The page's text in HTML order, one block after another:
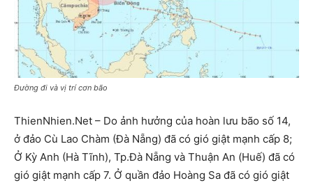
Đường đi và vị trí cơn bão
ThienNhien.Net – Do ảnh hưởng của hoàn lưu bão số 14,
ở đảo Cù Lao Chàm (Đà Nẵng) đã có gió giật mạnh cấp 8;
Ở Kỳ Anh (Hà Tĩnh), Tp.Đà Nẵng và Thuận An (Huế) đã có
gió giật mạnh cấp 7. Ở quần đảo Hoàng Sa đã có gió giật